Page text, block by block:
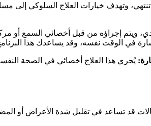
وتهدف خيارات العلاج السلوكي
ويتم إجراؤه من قبل أخصائي السمع أو
في الوقت نفسه، وقد يساعدك هذا
يُجري هذا العلاج أخصائي في الصحة
قد تساعد في تقليل شدة الأعراض أو